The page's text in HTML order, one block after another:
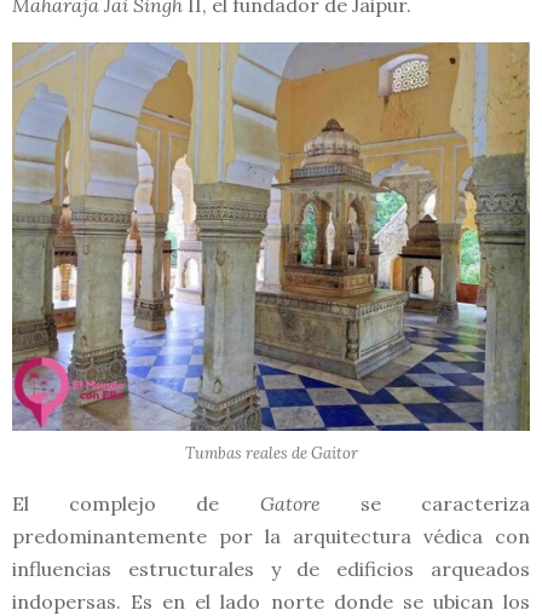
Tumbas reales de Gaitor
El complejo de Gatore se caracteriza
predominantemente por la arquitectura védica con
influencias estructurales y de edificios arqueados
indopersas. Es en el lado norte donde se ubican los